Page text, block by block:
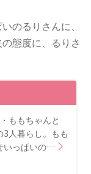
のるりさんに、
態度に、るりさ
ももちゃんと
人暮らし。もも
いっぱいの…